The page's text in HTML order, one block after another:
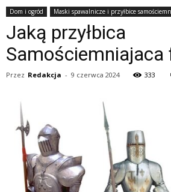
Dom i ogród Maski spawalnicze i przyłbice
Jaką przyłbica
Samościemniajaca
Przez Redakcja - 9 czerwca 2024 333